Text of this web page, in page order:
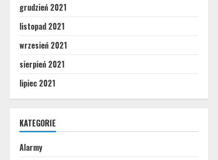
grudzień 2021
listopad 2021
wrzesień 2021
sierpień 2021
lipiec 2021
KATEGORIE
Alarmy